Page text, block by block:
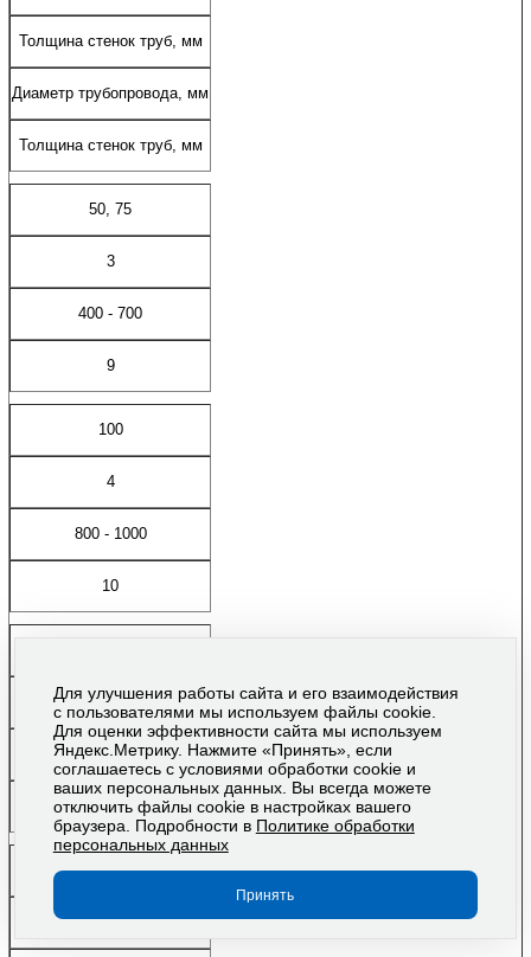
Толщина стенок труб, мм
Диаметр трубопровода, мм
Толщина стенок труб, мм
50, 75
3
400 - 700
9
100
4
800 - 1000
10
5
1200
11
200, 250
6
Для улучшения работы сайта и его взаимодействия
с пользователями мы используем файлы cookie.
Для оценки эффективности сайта мы используем
Яндекс.Метрику. Нажмите «Принять», если
соглашаетесь с условиями обработки cookie и
ваших персональных данных. Вы всегда можете
отключить файлы cookie в настройках вашего
браузера. Подробности в Политике обработки
персональных данных
Принять